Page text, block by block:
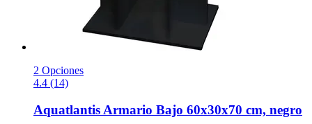
2 Opciones
4.4 (14)
Aquatlantis Armario Bajo 60x30x70 cm, negro